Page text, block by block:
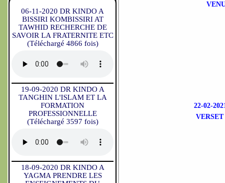
06-11-2020 DR KINDO A
BISSIRI KOMBISSIRI AT
TAWHID RECHERCHE DE
SAVOIR LA FRATERNITE ETC
(Téléchargé 4866 fois)
19-09-2020 DR KINDO A
TANGHIN L'ISLAM ET LA
FORMATION
PROFESSIONNELLE
(Téléchargé 3597 fois)
18-09-2020 DR KINDO A
YAGMA PRENDRE LES
22-02-